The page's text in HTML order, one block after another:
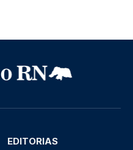
EDITORIAS